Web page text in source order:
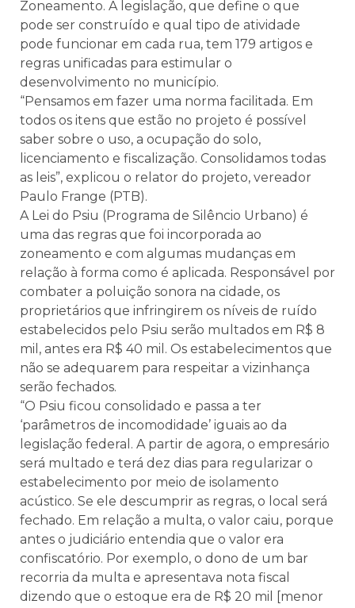
Zoneamento. A legislação, que define o que
pode ser construído e qual tipo de atividade
pode funcionar em cada rua, tem 179 artigos e
regras unificadas para estimular o
desenvolvimento no município.
“Pensamos em fazer uma norma facilitada. Em
todos os itens que estão no projeto é possível
saber sobre o uso, a ocupação do solo,
licenciamento e fiscalização. Consolidamos todas
as leis”, explicou o relator do projeto, vereador
Paulo Frange (PTB).
A Lei do Psiu (Programa de Silêncio Urbano) é
uma das regras que foi incorporada ao
zoneamento e com algumas mudanças em
relação à forma como é aplicada. Responsável por
combater a poluição sonora na cidade, os
proprietários que infringirem os níveis de ruído
estabelecidos pelo Psiu serão multados em R$ 8
mil, antes era R$ 40 mil. Os estabelecimentos que
não se adequarem para respeitar a vizinhança
serão fechados.
“O Psiu ficou consolidado e passa a ter
‘parâmetros de incomodidade’ iguais ao da
legislação federal. A partir de agora, o empresário
será multado e terá dez dias para regularizar o
estabelecimento por meio de isolamento
acústico. Se ele descumprir as regras, o local será
fechado. Em relação a multa, o valor caiu, porque
antes o judiciário entendia que o valor era
confiscatório. Por exemplo, o dono de um bar
recorria da multa e apresentava nota fiscal
dizendo que o estoque era de R$ 20 mil [menor